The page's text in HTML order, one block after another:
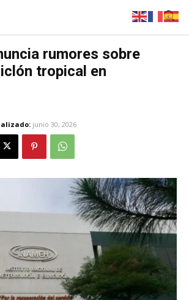
rumores sobre
tropical en
junio 30, 2026